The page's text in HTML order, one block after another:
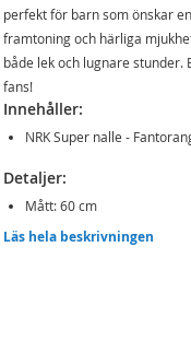
perfekt för barn som önskar
framtoning och härliga
både lek och lugnare stunder.
fans!
Innehåller:
NRK Super nalle -
Detaljer:
Mått: 60 cm
Officiell licensprodukt från
Läs hela beskrivningen